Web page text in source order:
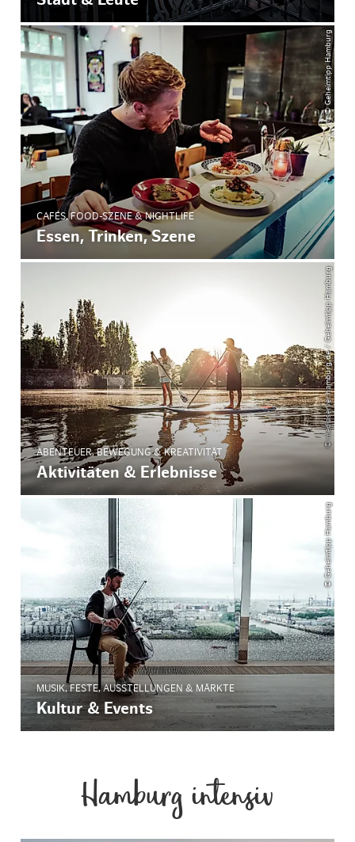
© Geheimtipp Hamburg
CAFÉS, FOOD-SZENE & NIGHTLIFE
Essen, Trinken, Szene
© mediaserver.hamburg.de / Geheimtipp Hamburg
ABENTEUER, BEWEGUNG & KREATIVITÄT
Aktivitäten & Erlebnisse
© Geheimtipp Hamburg
MUSIK, FESTE, AUSSTELLUNGEN & MÄRKTE
Kultur & Events
Hamburg intensiv